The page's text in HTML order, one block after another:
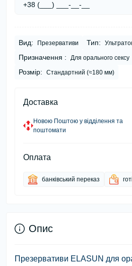
Вид: Презервативи Тип:
Призначення : Для орального сексу
Розмір: Стандартний (≈180 мм)
Доставка
Новою Поштою у відділення та
поштомати
Оплата
банківський переказ
Опис
Презервативи ELASUN для